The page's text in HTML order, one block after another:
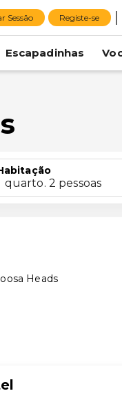
Sessão Registe-se
Escapadinhas
quarto. 2 pessoas
Heads